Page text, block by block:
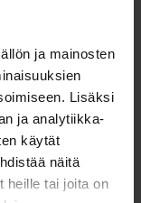
ja mainosten
Lisäksi
ja analytiikka-
käytät
näitä
heille tai joita on
useimpien
ravinnon
ruoassa vain